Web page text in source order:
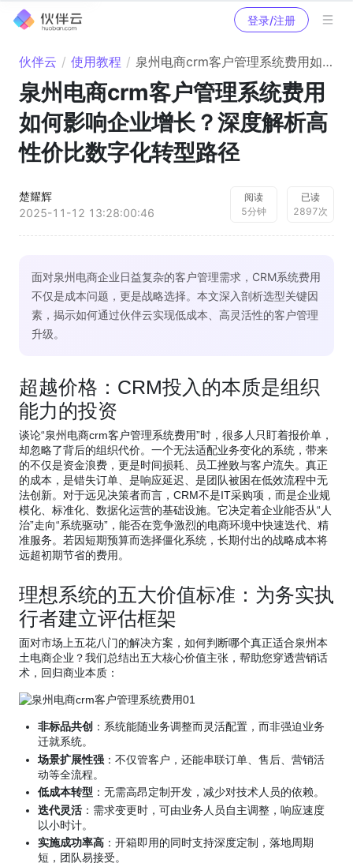
登录/注册
伙伴云 / 使用教程 / 泉州电商crm客户管理系统费用如何影响企业增长？深度解析高性价比数字化转型路径
泉州电商crm客户管理系统费用
如何影响企业增长？深度解析高
性价比数字化转型路径
楚耀辉
2025-11-12 13:28:00:46
阅读
5分钟
已读
2897次
面对泉州电商企业日益复杂的客户管理需求，CRM系统费用
不仅是成本问题，更是战略选择。本文深入剖析选型关键因
素，揭示如何通过伙伴云实现低成本、高灵活性的客户管理
升级。
超越价格：CRM投入的本质是组织
能力的投资
谈论“泉州电商crm客户管理系统费用”时，很多人只盯着报价单，
却忽略了背后的组织代价。一个无法适配业务变化的系统，带来
的不仅是资金浪费，更是时间损耗、员工挫败与客户流失。真正
的成本，是错失订单、是响应延迟、是团队被困在低效流程中无
法创新。对于远见决策者而言，CRM不是IT采购项，而是企业规
模化、标准化、数据化运营的基础设施。它决定着企业能否从“人
治”走向“系统驱动”，能否在竞争激烈的电商环境中快速迭代、精
准服务。若因短期预算而选择僵化系统，长期付出的战略成本将
远超初期节省的费用。
理想系统的五大价值标准：为务实执
行者建立评估框架
面对市场上五花八门的解决方案，如何判断哪个真正适合泉州本
土电商企业？我们总结出五大核心价值主张，帮助您穿透营销话
术，回归商业本质：
非标品共创 ：系统能随业务调整而灵活配置，而非强迫业务
迁就系统。
场景扩展性强 ：不仅管客户，还能串联订单、售后、营销活
动等全流程。
低成本转型 ：无需高昂定制开发，减少对技术人员的依赖。
迭代灵活 ：需求变更时，可由业务人员自主调整，响应速度
以小时计。
实施成功率高 ：开箱即用的同时支持深度定制，落地周期
短，团队易接受。